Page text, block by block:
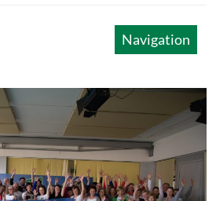
Navigation